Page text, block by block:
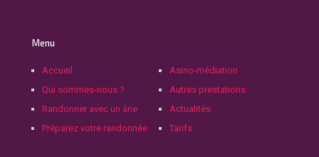
Menu
Accueil
Qui sommes-nous ?
Randonner avec un âne
Préparez votre randonnée
Asino-médiation
Autres prestations
Actualités
Tarifs